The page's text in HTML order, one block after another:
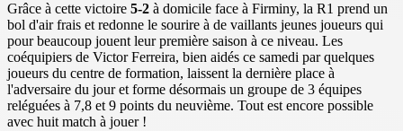
Grâce à cette victoire 5-2 à domicile face à Firminy, la R1 prend un
bol d'air frais et redonne le sourire à de vaillants jeunes joueurs qui
pour beaucoup jouent leur première saison à ce niveau. Les
coéquipiers de Victor Ferreira, bien aidés ce samedi par quelques
joueurs du centre de formation, laissent la dernière place à
l'adversaire du jour et forme désormais un groupe de 3 équipes
reléguées à 7,8 et 9 points du neuvième. Tout est encore possible
avec huit match à jouer !